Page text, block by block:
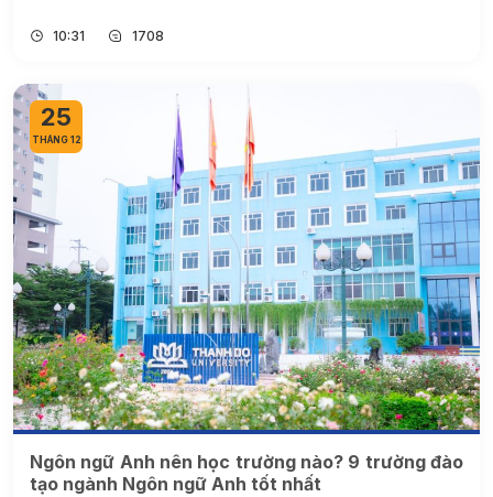
10:31 1708
25
THÁNG 12
Ngôn ngữ Anh nên học trường nào? 9 trường đào
tạo ngành Ngôn ngữ Anh tốt nhất